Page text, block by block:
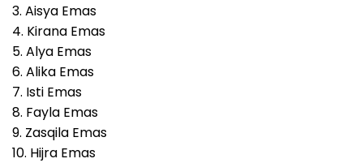
3. Aisya Emas
4. Kirana Emas
5. Alya Emas
6. Alika Emas
7. Isti Emas
8. Fayla Emas
9. Zasqila Emas
10. Hijra Emas